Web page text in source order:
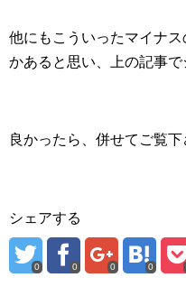
他にもこういったマイナ
かあると思い、上の記事で
良かったら、併せてご覧下
シェアする
0 0 0 0